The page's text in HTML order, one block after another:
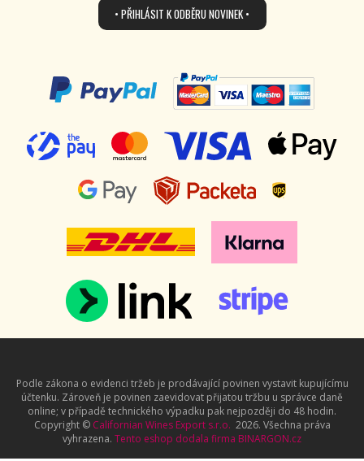
• PŘIHLÁSIT K ODBĚRU NOVINEK •
Podle zákona o evidenci tržeb je prodávající povinen vystavit kupujícímu
účtenku. Zároveň je povinen zaevidovat přijatou tržbu u správce daně
online; v případě technického výpadku pak nejpozději do 48 hodin.
Copyright © Californian Wines Export s.r.o. 2026. Všechna práva
vyhrazena. Tento eshop dodala firma BINARGON.cz